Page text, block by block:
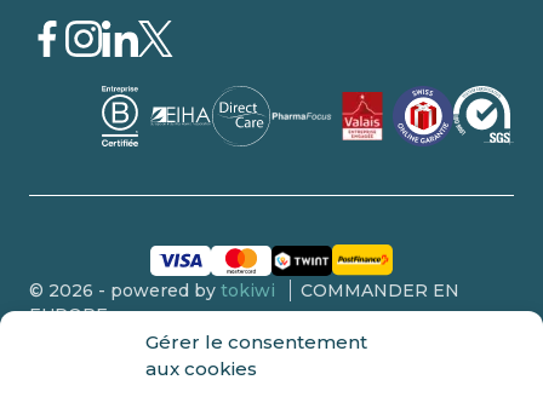
Gérer le consentement
aux cookies
© 2026 - powered by tokiwi
COMMANDER EN
EUROPE